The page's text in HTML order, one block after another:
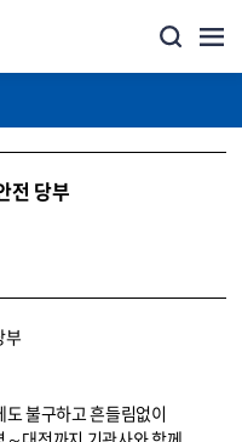
전 당부
부
불구하고 흔들림없이